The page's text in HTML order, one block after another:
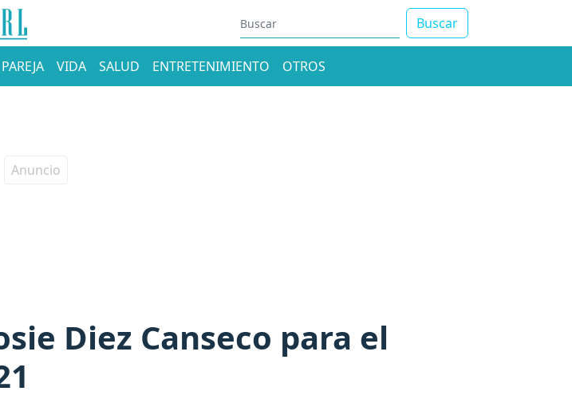
Buscar
PAREJA VIDA SALUD ENTRETENIMIENTO OTROS
Diez Canseco para el